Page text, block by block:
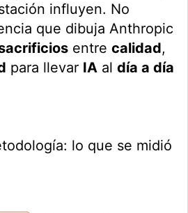
influyen. No
que dibuja Anthropic
entrecalidad,
para llevar IA aldía a día
lo que se midió